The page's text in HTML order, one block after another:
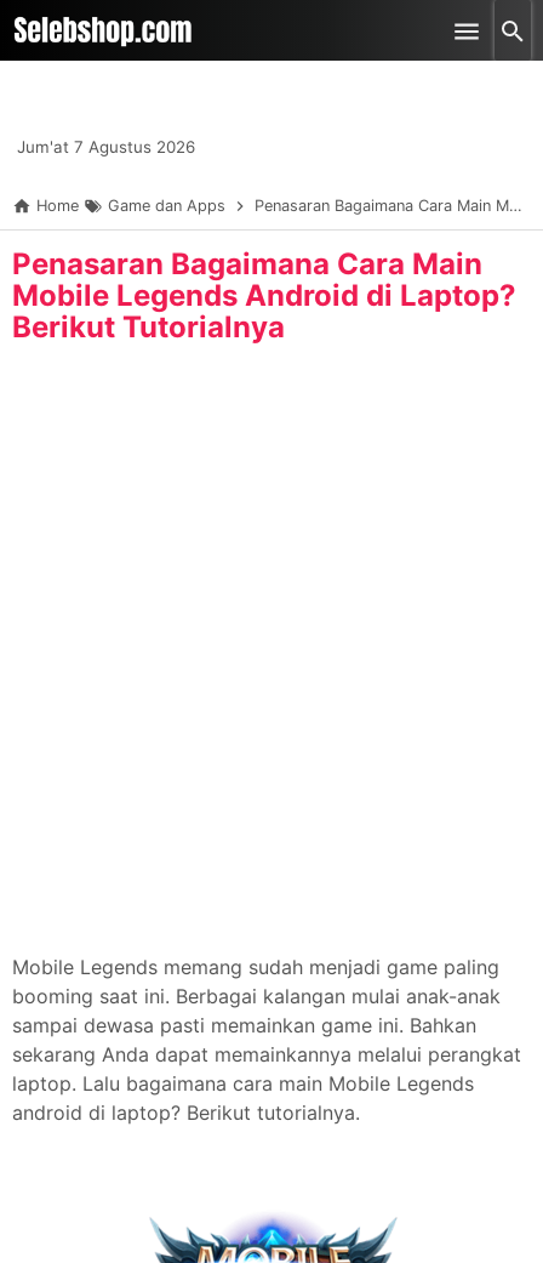
-->
Skip to main content
Jum'at 7 Agustus 2026
Home Game dan Apps Penasaran Bagaimana Cara Main Mobile Legends Android di Laptop? Berikut Tutorialnya
Penasaran Bagaimana Cara Main
Mobile Legends Android di Laptop?
Berikut Tutorialnya
Mobile Legends memang sudah menjadi game paling
booming saat ini. Berbagai kalangan mulai anak-anak
sampai dewasa pasti memainkan game ini. Bahkan
sekarang Anda dapat memainkannya melalui perangkat
laptop. Lalu bagaimana cara main Mobile Legends
android di laptop? Berikut tutorialnya.